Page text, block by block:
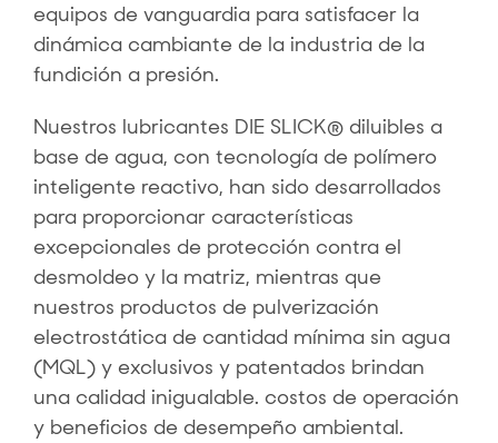
equipos de vanguardia para satisfacer la
dinámica cambiante de la industria de la
fundición a presión.
Nuestros lubricantes DIE SLICK® diluibles a
base de agua, con tecnología de polímero
inteligente reactivo, han sido desarrollados
para proporcionar características
excepcionales de protección contra el
desmoldeo y la matriz, mientras que
nuestros productos de pulverización
electrostática de cantidad mínima sin agua
(MQL) y exclusivos y patentados brindan
una calidad inigualable. costos de operación
y beneficios de desempeño ambiental.